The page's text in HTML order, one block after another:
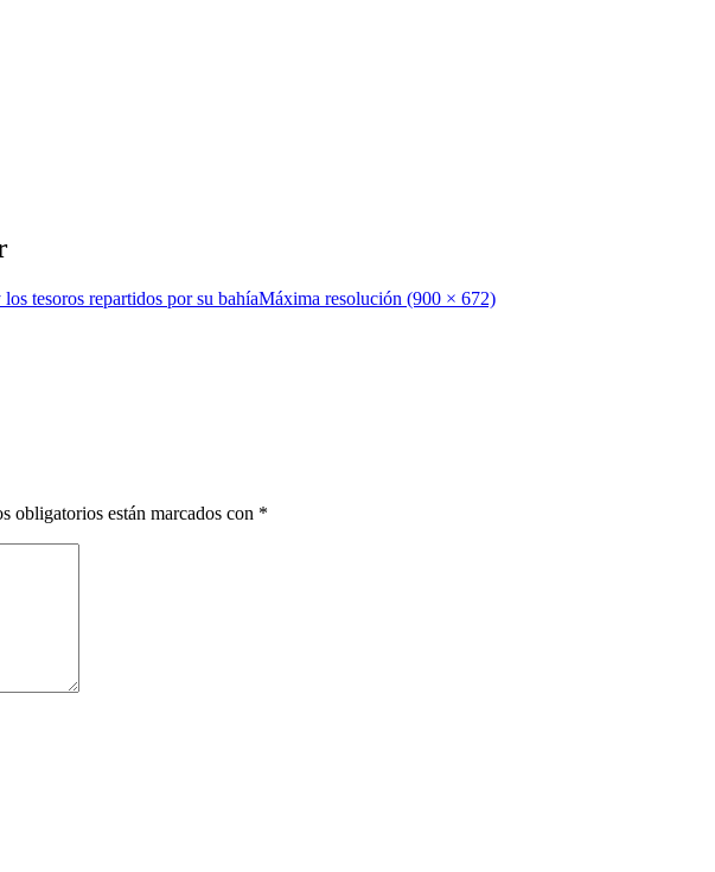
tesoros repartidos por su bahíaMáxima resolución (900 × 672)
obligatorios están marcados con *